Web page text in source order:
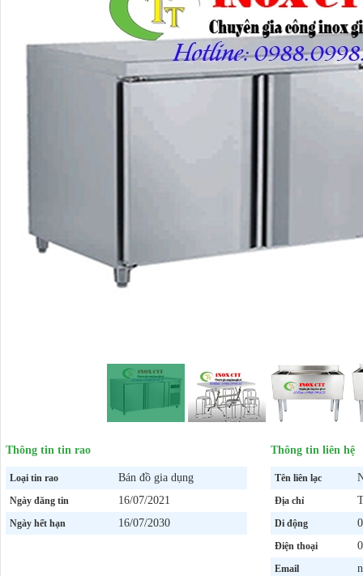
Thông tin tin rao
Loại tin rao Bán đồ gia dụng
Ngày đăng tin 16/07/2021
Ngày hết hạn 16/07/2030
Thông tin liên hệ
Tên liên lạc
Địa chỉ
Di động
Điện thoại
Email